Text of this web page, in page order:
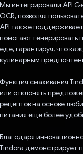
Мы интегрировали API
OCR, позволяя
API также
помогают
еде, гарантируя, что
кулинарным
Функция смахивания
или отклонять
рецептов на основе
питания еще более
Благодаря
Tindora демонстрирует